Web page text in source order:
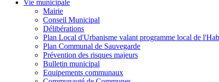
Vie municipale
Mairie
Conseil Municipal
Délibérations
Plan Local d'Urbanisme valant programme local de
Plan Communal de Sauvegarde
Prévention des risques majeurs
Bulletin municipal
Equipements communaux